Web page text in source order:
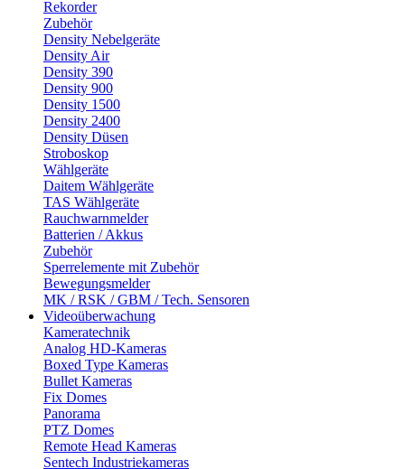
Rekorder
Zubehör
Density Nebelgeräte
Density Air
Density 390
Density 900
Density 1500
Density 2400
Density Düsen
Stroboskop
Wählgeräte
Daitem Wählgeräte
TAS Wählgeräte
Rauchwarnmelder
Batterien / Akkus
Zubehör
Sperrelemente mit Zubehör
Bewegungsmelder
MK / RSK / GBM / Tech. Sensoren
Videoüberwachung
Kameratechnik
Analog HD-Kameras
Boxed Type Kameras
Bullet Kameras
Fix Domes
Panorama
PTZ Domes
Remote Head Kameras
Sentech Industriekameras